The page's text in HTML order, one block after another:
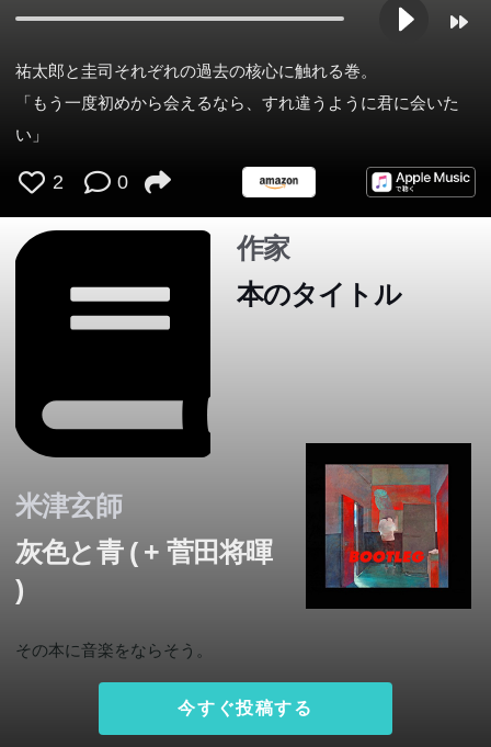
祐太郎と圭司それぞれの過去の核心に触れる巻。
「もう一度初めから会えるなら、すれ違うように君に会いた
い」
2 0
作家
本のタイトル
米津玄師
灰色と青 ( + 菅田将暉
)
その本に音楽をならそう。
今すぐ投稿する